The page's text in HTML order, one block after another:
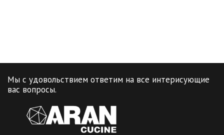
Мы с удовольствием ответим на все интерисующие
вас вопросы.